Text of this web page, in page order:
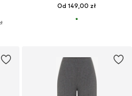
Od 149,00 zł